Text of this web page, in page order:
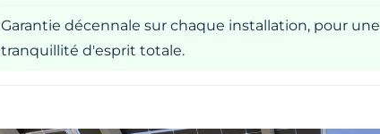
Garantie décennale sur chaque installation, pour une
tranquillité d'esprit totale.